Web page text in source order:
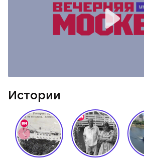
Истории